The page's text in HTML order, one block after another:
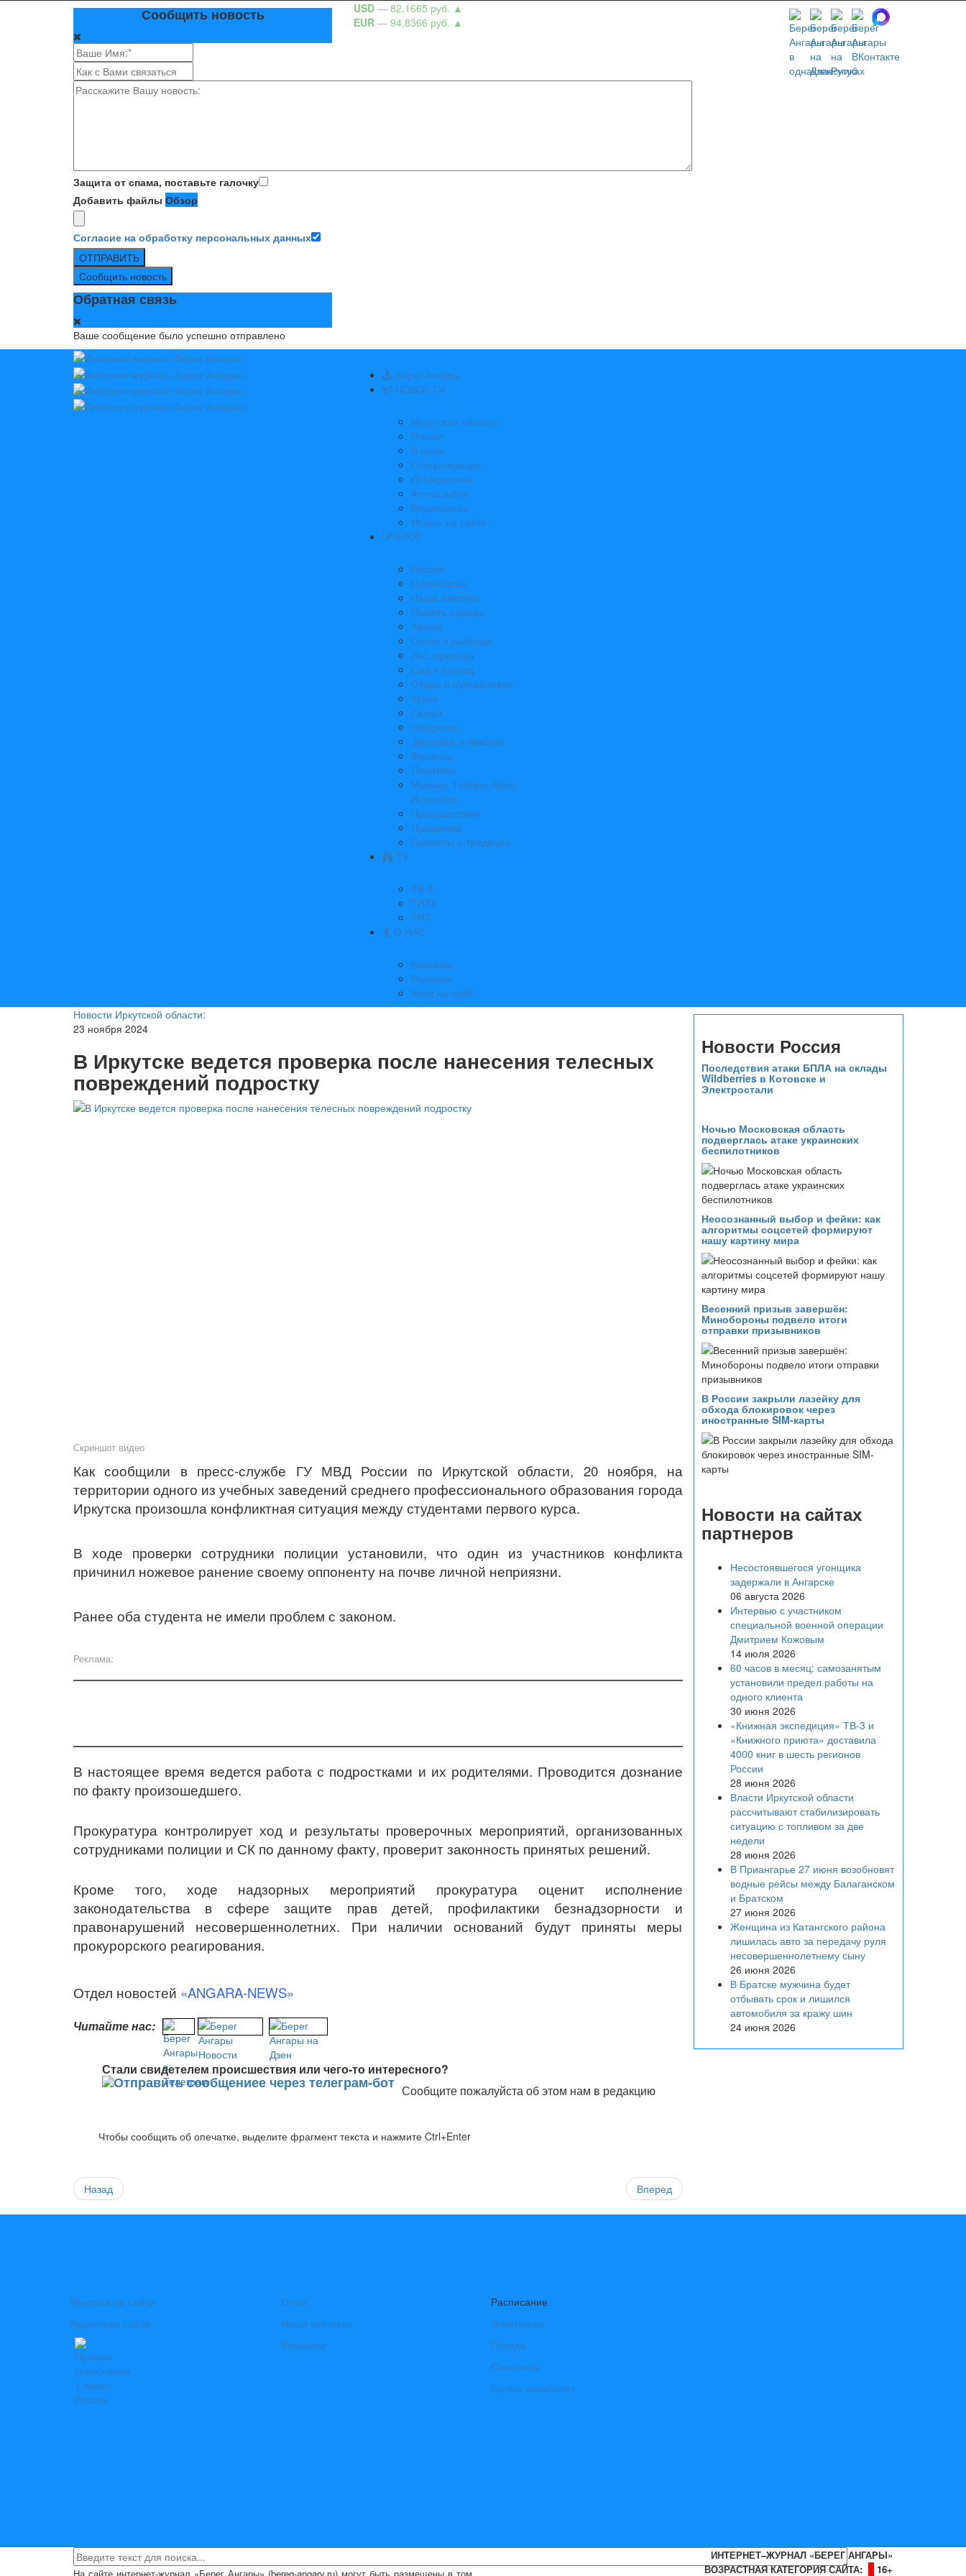
Сообщить новость
Защита от спама, поставьте галочку
Добавить файлы Обзор
Согласие на обработку персональных данных
ОТПРАВИТЬ
Сообщить новость
Обратная связь
Ваше сообщение было успешно отправлено
USD — 82,1665 руб. ▲
EUR — 94,8366 руб. ▲
Берег Ангары
НОВОСТИ
Иркутская область
Россия
В мире
Спецоперация
Медицина
Фотоальбом
Видеоархив
Искать на сайте:
БЛОГ
Россия
Приангарье
Наши земляки
Память народа
Армия
Охота и рыбалка
Лес, природа
Сад и огород
Отдых и путешествия
Кухня
Семья
Общество
Здоровье и красота
Финансы
Политика
Музыка, Театры, Кино,
Искусство
Происшествия
Праздники
Приметы и традиции
TV
ТВ-3
ТНТ4
ТНТ
О НАС
Контакты
Реклама
Вход на сайт!
Новости Иркутской области:
23 ноября 2024
В Иркутске ведется проверка после нанесения телесных
повреждений подростку
Скриншот видео
Как сообщили в пресс-службе ГУ МВД России по Иркутской области, 20 ноября, на
территории одного из учебных заведений среднего профессионального образования города
Иркутска произошла конфликтная ситуация между студентами первого курса.
В ходе проверки сотрудники полиции установили, что один из участников конфликта
причинил ножевое ранение своему оппоненту на почве личной неприязни.
Ранее оба студента не имели проблем с законом.
Реклама:
В настоящее время ведется работа с подростками и их родителями. Проводится дознание
по факту произошедшего.
Прокуратура контролирует ход и результаты проверочных мероприятий, организованных
сотрудниками полиции и СК по данному факту, проверит законность принятых решений.
Кроме того, ходе надзорных мероприятий прокуратура оценит исполнение
законодательства в сфере защите прав детей, профилактики безнадзорности и
правонарушений несовершеннолетних. При наличии оснований будут приняты меры
прокурорского реагирования.
Отдел новостей «ANGARA-NEWS»
Читайте нас:
Стали свидетелем происшествия или чего-то интересного?
Сообщите пожалуйста об этом нам в редакцию
Чтобы сообщить об опечатке, выделите фрагмент текста и нажмите Ctrl+Enter
Назад Вперед
Новости Россия
Последствия атаки БПЛА на склады
Wildberries в Котовске и
Электростали
Ночью Московская область
подверглась атаке украинских
беспилотников
Неосознанный выбор и фейки: как
алгоритмы соцсетей формируют
нашу картину мира
Весенний призыв завершён:
Минобороны подвело итоги
отправки призывников
В России закрыли лазейку для
обхода блокировок через
иностранные SIM-карты
Новости на сайтах
партнеров
Несостоявшегося угонщика
задержали в Ангарске
06 августа 2026
Интервью с участником
специальной военной операции
Дмитрием Кожовым
14 июля 2026
60 часов в месяц: самозанятым
установили предел работы на
одного клиента
30 июня 2026
«Книжная экспедиция» ТВ-3 и
«Книжного приюта» доставила
4000 книг в шесть регионов
России
28 июня 2026
Власти Иркутской области
рассчитывают стабилизировать
ситуацию с топливом за две
недели
28 июня 2026
В Приангарье 27 июня возобновят
водные рейсы между Балаганском
и Братском
27 июня 2026
Женщина из Катангского района
лишилась авто за передачу руля
несовершеннолетнему сыну
26 июня 2026
В Братске мужчина будет
отбывать срок и лишился
автомобиля за кражу шин
24 июня 2026
Реклама на сайте
Аудитория сайта
О нас
Наши контакты
Вакансии
Расписание
Электрички
Поезда
Самолеты
Купить авиабилет
ИНТЕРНЕТ–ЖУРНАЛ «БЕРЕГ АНГАРЫ»
ВОЗРАСТНАЯ КАТЕГОРИЯ САЙТА:
16+